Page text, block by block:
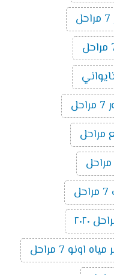
مراحل
اونو 7 مراحل